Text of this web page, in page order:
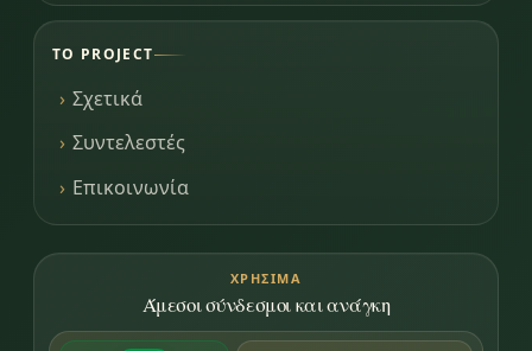
ΤΟ PROJECT
Σχετικά
Συντελεστές
Επικοινωνία
ΧΡΉΣΙΜΑ
Άμεσοι σύνδεσμοι και ανάγκη